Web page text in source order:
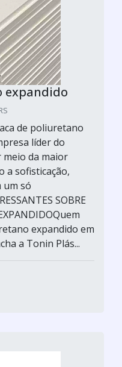
expandido
de poliuretano
líder do
meio da maior
a sofisticação,
um só
SOBRE
expandido em
a Tonin Plás...